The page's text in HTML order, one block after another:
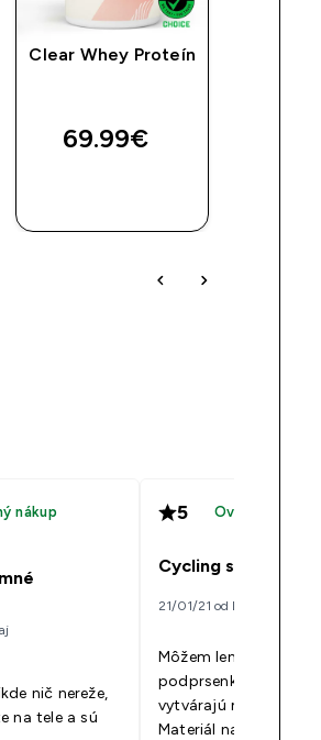
Clear Whey Proteín
69.99€‎
nákup
nič nereže,
na tele a sú
5 Overený nákup
Cycling shorts
21/01/21 od Denisa
Môžem len
podprsenkou tejto
vytvárajú mega sport
Materiál na 100%,